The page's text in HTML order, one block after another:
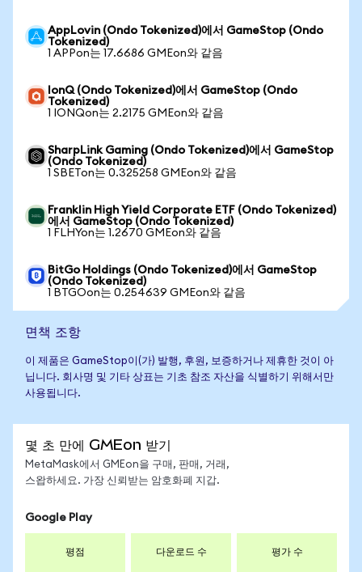
AppLovin (Ondo Tokenized)에서 GameStop (Ondo
Tokenized)
1 APPon는 17.6686 GMEon와 같음
IonQ (Ondo Tokenized)에서 GameStop (Ondo
Tokenized)
1 IONQon는 2.2175 GMEon와 같음
SharpLink Gaming (Ondo Tokenized)에서 GameStop
(Ondo Tokenized)
1 SBETon는 0.325258 GMEon와 같음
Franklin High Yield Corporate ETF (Ondo Tokenized)
에서 GameStop (Ondo Tokenized)
1 FLHYon는 1.2670 GMEon와 같음
BitGo Holdings (Ondo Tokenized)에서 GameStop
(Ondo Tokenized)
1 BTGOon는 0.254639 GMEon와 같음
면책 조항
이 제품은 GameStop이(가) 발행, 후원, 보증하거나 제휴한 것이 아
닙니다. 회사명 및 기타 상표는 기초 참조 자산을 식별하기 위해서만
사용됩니다.
몇 초 만에 GMEon 받기
MetaMask에서 GMEon을 구매, 판매, 거래,
스왑하세요. 가장 신뢰받는 암호화폐 지갑.
Google Play
평점 다운로드 수 평가 수